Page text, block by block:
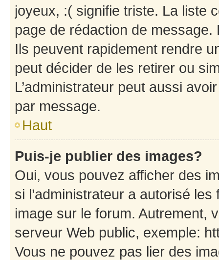
joyeux, :( signifie triste. La liste
page de rédaction de
Ils peuvent rapidement rendre
peut décider de les retirer ou
L’administrateur peut aussi
par message.
Haut
Puis-je publier des images?
Oui, vous pouvez afficher des
si l’administrateur a autorisé
image sur le forum. Autrement,
serveur Web public, exemple:
Vous ne pouvez pas lier des